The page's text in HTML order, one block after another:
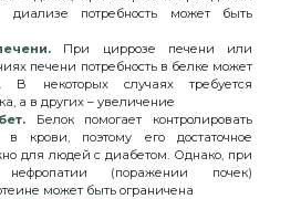
потребность может быть
При циррозе печени или
печени потребность в белке может
В некоторых случаях требуется
а в других – увеличение
Белок помогает контролировать
в крови, поэтому его достаточное
для людей с диабетом. Однако, при
нефропатии (поражении почек)
может быть ограничена